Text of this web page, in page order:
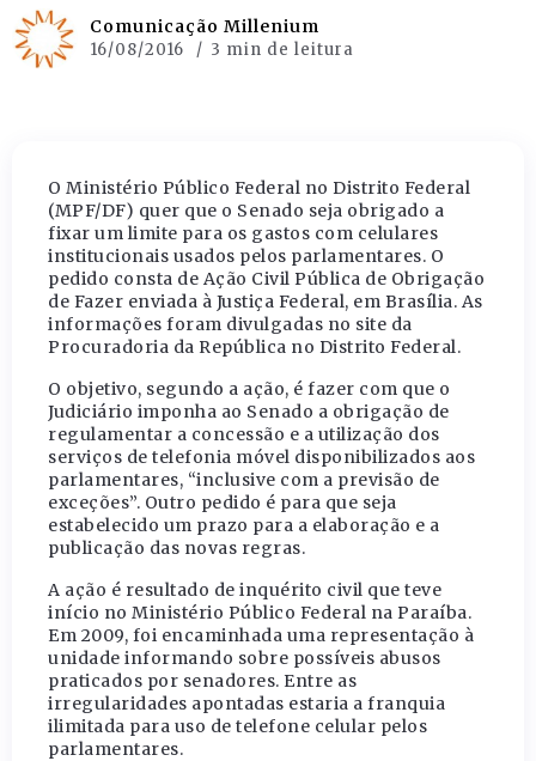
Comunicação Millenium
16/08/2016 3 min de leitura
O Ministério Público Federal no Distrito Federal
(MPF/DF) quer que o Senado seja obrigado a
fixar um limite para os gastos com celulares
institucionais usados pelos parlamentares. O
pedido consta de Ação Civil Pública de Obrigação
de Fazer enviada à Justiça Federal, em Brasília. As
informações foram divulgadas no site da
Procuradoria da República no Distrito Federal.
O objetivo, segundo a ação, é fazer com que o
Judiciário imponha ao Senado a obrigação de
regulamentar a concessão e a utilização dos
serviços de telefonia móvel disponibilizados aos
parlamentares, “inclusive com a previsão de
exceções”. Outro pedido é para que seja
estabelecido um prazo para a elaboração e a
publicação das novas regras.
A ação é resultado de inquérito civil que teve
início no Ministério Público Federal na Paraíba.
Em 2009, foi encaminhada uma representação à
unidade informando sobre possíveis abusos
praticados por senadores. Entre as
irregularidades apontadas estaria a franquia
ilimitada para uso de telefone celular pelos
parlamentares.